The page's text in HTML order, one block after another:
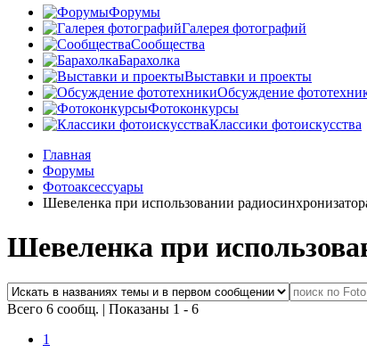
Форумы
Галерея фотографий
Сообщества
Барахолка
Выставки и проекты
Обсуждение
Фотоконкурсы
Классики фотоискусства
Главная
Форумы
Фотоаксессуары
Шевеленка при использовании
Шевеленка при
Всего 6 сообщ. | Показаны 1 - 6
1